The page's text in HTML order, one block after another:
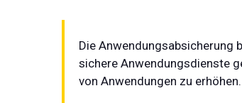
Die Anwendungsabsicherung
sichere Anwendungsdienste
von Anwendungen zu erhöhen.